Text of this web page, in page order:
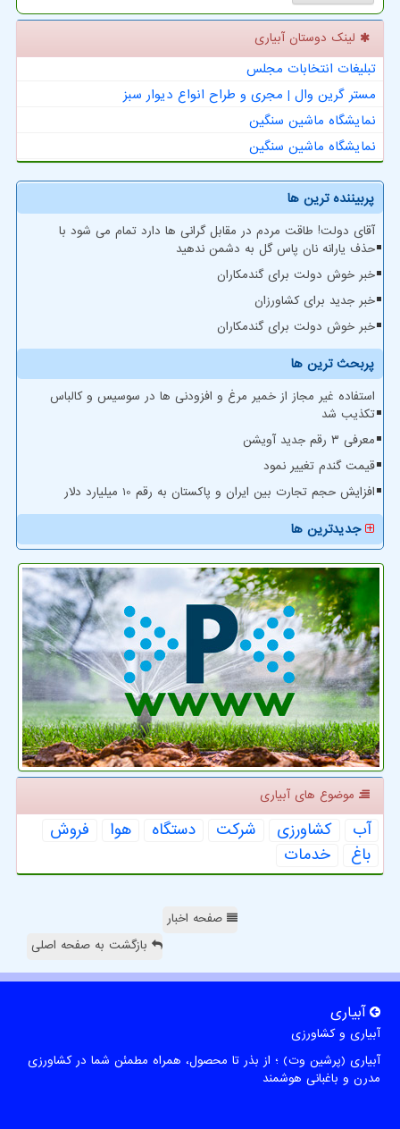
لینک دوستان آبیاری
تبلیغات انتخابات مجلس
مستر گرین وال | مجری و طراح انواع دیوار سبز
نمایشگاه ماشین سنگین
نمایشگاه ماشین سنگین
پربیننده ترین ها
آقای دولت! طاقت مردم در مقابل گرانی ها دارد تمام می شود با
حذف یارانه نان پاس گل به دشمن ندهید
خبر خوش دولت برای گندمکاران
خبر جدید برای کشاورزان
خبر خوش دولت برای گندمکاران
پربحث ترین ها
استفاده غیر مجاز از خمیر مرغ و افزودنی ها در سوسیس و کالباس
تکذیب شد
معرفی ۳ رقم جدید آویشن
قیمت گندم تغییر نمود
افزایش حجم تجارت بین ایران و پاکستان به رقم 10 میلیارد دلار
جدیدترین ها
موضوع های آبیاری
آب كشاورزی شركت دستگاه هوا
فروش
باغ
خدمات
صفحه اخبار
بازگشت به صفحه اصلی
آبیاری
آبیاری و کشاورزی
آبیاری (پرشین وت) ؛ از بذر تا محصول، همراه مطمئن شما در کشاورزی
مدرن و باغبانی هوشمند